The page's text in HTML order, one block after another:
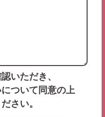
いただき、
ついて同意の上
さい。